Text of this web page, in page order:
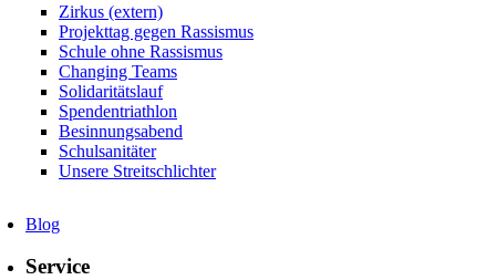
Zirkus (extern)
Projekttag gegen Rassismus
Schule ohne Rassismus
Changing Teams
Solidaritätslauf
Spendentriathlon
Besinnungsabend
Schulsanitäter
Unsere Streitschlichter
Blog
Service